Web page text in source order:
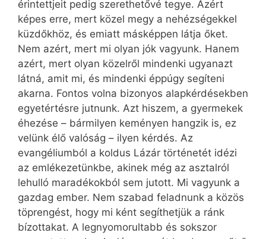
érintettjeit pedig szerethetővé tegye. Azért
képes erre, mert közel megy a nehézségekkel
küzdőkhöz, és emiatt másképpen látja őket.
Nem azért, mert mi olyan jók vagyunk. Hanem
azért, mert olyan közelről mindenki ugyanazt
látná, amit mi, és mindenki éppúgy segíteni
akarna. Fontos volna bizonyos alapkérdésekben
egyetértésre jutnunk. Azt hiszem, a gyermekek
éhezése – bármilyen keményen hangzik is, ez
velünk élő valóság – ilyen kérdés. Az
evangéliumból a koldus Lázár történetét idézi
az emlékezetünkbe, akinek még az asztalról
lehulló maradékokból sem jutott. Mi vagyunk a
gazdag ember. Nem szabad feladnunk a közös
töprengést, hogy mi ként segíthetjük a ránk
bízottakat. A legnyomorultabb és sokszor